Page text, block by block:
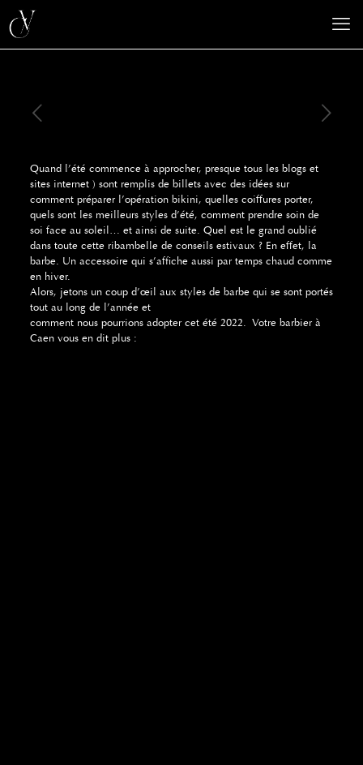
Quand l’été commence à approcher, presque tous les blogs et
sites internet ) sont remplis de billets avec des idées sur
comment préparer l’opération bikini, quelles coiffures porter,
quels sont les meilleurs styles d’été, comment prendre soin de
soi face au soleil… et ainsi de suite. Quel est le grand oublié
dans toute cette ribambelle de conseils estivaux ? En effet, la
barbe. Un accessoire qui s’affiche aussi par temps chaud comme
en hiver.
Alors, jetons un coup d’œil aux styles de barbe qui se sont portés
tout au long de l’année et
comment nous pourrions adopter cet été 2022. Votre barbier à
Caen vous en dit plus :